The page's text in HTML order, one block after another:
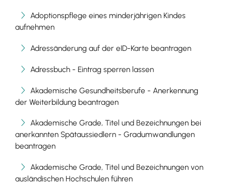
Adoptionspflege eines minderjährigen Kindes
aufnehmen
Adressänderung auf der eID-Karte beantragen
Adressbuch - Eintrag sperren lassen
Akademische Gesundheitsberufe - Anerkennung
der Weiterbildung beantragen
Akademische Grade, Titel und Bezeichnungen bei
anerkannten Spätaussiedlern - Gradumwandlungen
beantragen
Akademische Grade, Titel und Bezeichnungen von
ausländischen Hochschulen führen